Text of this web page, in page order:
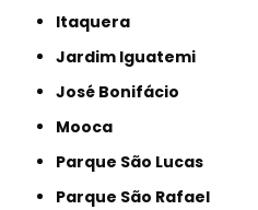
Itaquera
Jardim Iguatemi
José Bonifácio
Mooca
Parque São Lucas
Parque São Rafael